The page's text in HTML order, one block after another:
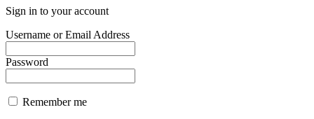
Sign in to your account
Username or Email Address
Password
Remember me